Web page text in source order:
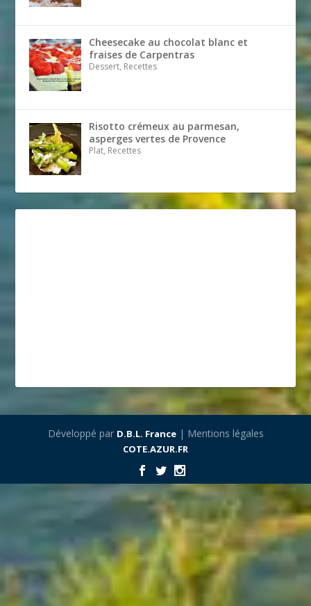
Cheesecake au chocolat blanc et
fraises de Carpentras
Dessert, Recettes
Risotto crémeux au parmesan,
asperges vertes de Provence
Plat, Recettes
Développé par D.B.L. France| Mentions légales
COTE.AZUR.FR